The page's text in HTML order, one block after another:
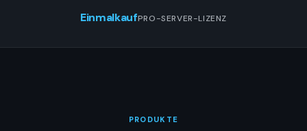
EinmalkaufPRO-SERVER-LIZENZ
PRODUKTE